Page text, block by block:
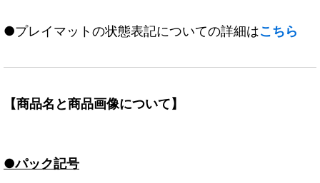
●プレイマットの状態表記についての詳細はこちら
【商品名と商品画像について】
●パック記号